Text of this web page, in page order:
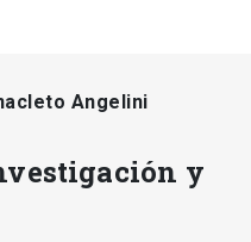
Angelini
y